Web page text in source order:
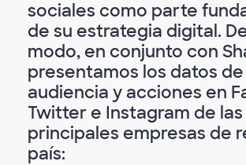
sociales como parte
de su estrategia digital.
modo, en conjunto con
presentamos los datos de
audiencia y acciones en
Twitter e Instagram de las
principales empresas de
país: